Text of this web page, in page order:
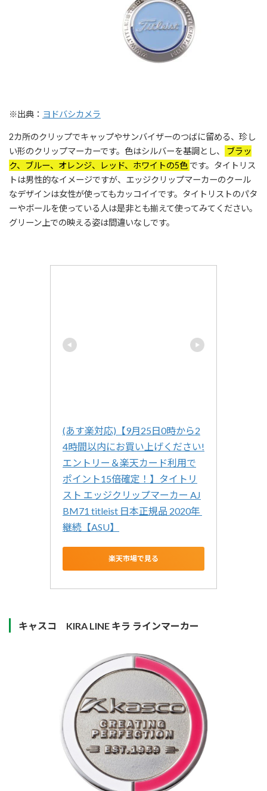
※出典： ヨドバシカメラ
2カ所のクリップでキャップやサンバイザーのつばに留める、珍し
い形のクリップマーカーです。色はシルバーを基調とし、
ブラッ
ク、ブルー、オレンジ、レッド、ホワイトの5色です。タイトリス
トは男性的なイメージですが、エッジクリップマーカーのクール
なデザインは女性が使ってもカッコイイです。タイトリストのパタ
ーやボールを使っている人は是非とも揃えて使ってみてください。
グリーン上での映える姿は間違いなしです。
(あす楽対応)【9月25日0時から2
4時間以内にお買い上げください!
エントリー＆楽天カード利用で
ポイント15倍確定！】タイトリ
スト エッジクリップマーカー AJ
BM71 titleist 日本正規品 2020年
継続【ASU】
楽天市場で見る
キャスコ KIRA LINE キラ ラインマーカー